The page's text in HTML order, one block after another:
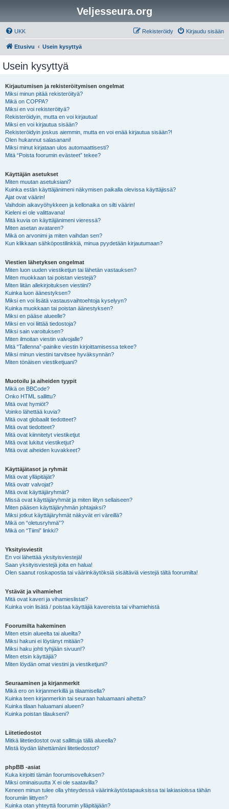
Veljesseura.org
UKK Kirjaudu sisään
Rekisteröidy
Etusivu Usein kysyttyä
Usein kysyttyä
Kirjautumisen ja rekisteröitymisen ongelmat
Miksi minun pitää rekisteröityä?
Mikä on COPPA?
Miksi en voi rekisteröityä?
Rekisteröidyin, mutta en voi kirjautua!
Miksi en voi kirjautua sisään?
Rekisteröidyin joskus aiemmin, mutta en voi enää kirjautua sisään?!
Olen hukannut salasanani!
Miksi minut kirjataan ulos automaattisesti?
Mitä “Poista foorumin evästeet” tekee?
Käyttäjän asetukset
Miten muutan asetuksiani?
Kuinka estän käyttäjänimeni näkymisen paikalla olevissa käyttäjissä?
Ajat ovat väärin!
Vaihdoin aikavyöhykkeen ja kellonaika on silti väärin!
Kieleni ei ole valittavana!
Mitä kuvia on käyttäjänimeni vieressä?
Miten asetan avataren?
Mikä on arvonimi ja miten vaihdan sen?
Kun klikkaan sähköpostilinkkiä, minua pyydetään kirjautumaan?
Viestien lähetyksen ongelmat
Miten luon uuden viestiketjun tai lähetän vastauksen?
Miten muokkaan tai poistan viestejä?
Miten liitän allekirjoituksen viestiini?
Kuinka luon äänestyksen?
Miksi en voi lisätä vastausvaihtoehtoja kyselyyn?
Kuinka muokkaan tai poistan äänestyksen?
Miksi en pääse alueelle?
Miksi en voi liittää tiedostoja?
Miksi sain varoituksen?
Miten ilmoitan viestin valvojalle?
Mitä “Tallenna”-painike viestin kirjoittamisessa tekee?
Miksi minun viestini tarvitsee hyväksynnän?
Miten tönäisen viestiketjuani?
Muotoilu ja aiheiden tyypit
Mikä on BBCode?
Onko HTML sallittu?
Mitä ovat hymiöt?
Voinko lähettää kuvia?
Mitä ovat globaalit tiedotteet?
Mitä ovat tiedotteet?
Mitä ovat kiinnitetyt viestiketjut
Mitä ovat lukitut viestiketjut?
Mitä ovat aiheiden kuvakkeet?
Käyttäjätasot ja ryhmät
Mitä ovat ylläpitäjät?
Mitä ovatr valvojat?
Mitä ovat käyttäjäryhmät?
Missä ovat käyttäjäryhmät ja miten liityn sellaiseen?
Miten pääsen käyttäjäryhmän johtajaksi?
Miksi jotkut käyttäjäryhmät näkyvät eri väreillä?
Mikä on “oletusryhmä”?
Mikä on “Tiimi” linkki?
Yksityisviestit
En voi lähettää yksityisviestejä!
Saan yksityisviestejä joita en halua!
Olen saanut roskapostia tai väärinkäytöksiä sisältäviä viestejä tältä foorumilta!
Ystävät ja vihamiehet
Mitä ovat kaveri ja vihamieslistat?
Kuinka voin lisätä / poistaa käyttäjiä kavereista tai vihamiehistä
Foorumilta hakeminen
Miten etsin alueelta tai alueilta?
Miksi hakuni ei löytänyt mitään?
Miksi haku johti tyhjään sivuun!?
Miten etsin käyttäjiä?
Miten löydän omat viestini ja viestiketjuni?
Seuraaminen ja kirjanmerkit
Mikä ero on kirjanmerkillä ja tilaamisella?
Kuinka teen kirjanmerkin tai seuraan haluamaani aihetta?
Kuinka tilaan haluamani alueen?
Kuinka poistan tilaukseni?
Liitetiedostot
Mitkä liitetiedostot ovat sallittuja tällä alueella?
Mistä löydän lähettämäni liitetiedostot?
phpBB -asiat
Kuka kirjoitti tämän foorumisovelluksen?
Miksi ominaisuutta X ei ole saatavilla?
Keneen minun tulee olla yhteydessä väärinkäytöstapauksissa tai lakiasioissa tähän
foorumiin liittyen?
Kuinka otan yhteyttä foorumin ylläpitäjään?